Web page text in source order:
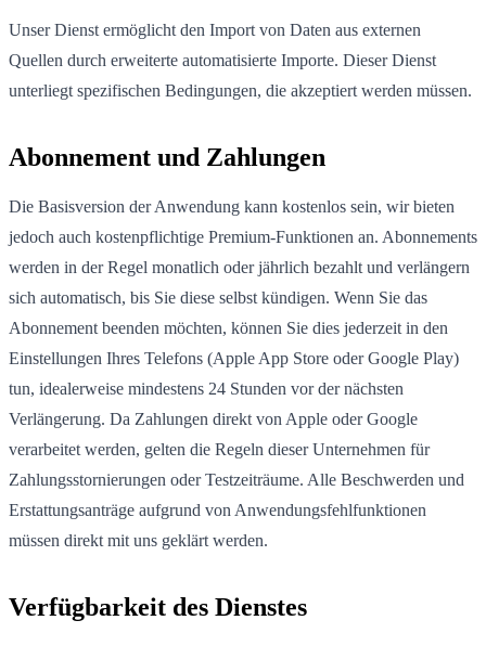
Unser Dienst ermöglicht den Import von Daten aus externen
Quellen durch erweiterte automatisierte Importe. Dieser Dienst
unterliegt spezifischen Bedingungen, die akzeptiert werden müssen.
Abonnement und Zahlungen
Die Basisversion der Anwendung kann kostenlos sein, wir bieten
jedoch auch kostenpflichtige Premium-Funktionen an. Abonnements
werden in der Regel monatlich oder jährlich bezahlt und verlängern
sich automatisch, bis Sie diese selbst kündigen. Wenn Sie das
Abonnement beenden möchten, können Sie dies jederzeit in den
Einstellungen Ihres Telefons (Apple App Store oder Google Play)
tun, idealerweise mindestens 24 Stunden vor der nächsten
Verlängerung. Da Zahlungen direkt von Apple oder Google
verarbeitet werden, gelten die Regeln dieser Unternehmen für
Zahlungsstornierungen oder Testzeiträume. Alle Beschwerden und
Erstattungsanträge aufgrund von Anwendungsfehlfunktionen
müssen direkt mit uns geklärt werden.
Verfügbarkeit des Dienstes